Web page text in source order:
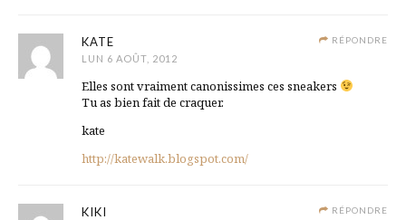
RÉPONDRE
KATE
LUN 6 AOÛT, 2012
Elles sont vraiment canonissimes ces sneakers
Tu as bien fait de craquer.
kate
http://katewalk.blogspot.com/
RÉPONDRE
KIKI